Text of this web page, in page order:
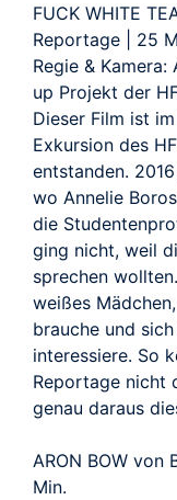
FUCK WHITE
Reportage | 25
Regie &
up Projekt der
Dieser Film ist
Exkursion des
entstanden.
wo Annelie
die
ging nicht, weil
sprechen
weißes
brauche und
interessiere. So
Reportage nicht
genau daraus
ARON BOW von
Min.